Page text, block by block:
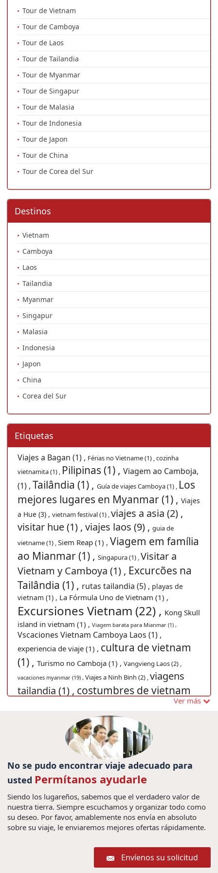
Tour de Vietnam
Tour de Camboya
Tour de Laos
Tour de Tailandia
Tour de Myanmar
Tour de Singapur
Tour de Malasia
Tour de Indonesia
Tour de Japon
Tour de China
Tour de Corea del Sur
Destinos
Vietnam
Camboya
Laos
Tailandia
Myanmar
Singapur
Malasia
Indonesia
Japon
China
Corea del Sur
Etiquetas
Viajes a Bagan (1) , Férias no Vietname (1) ,cozinha
vietnamita (1) , Pilipinas (1) , Viagem ao Camboja,
(1) , Tailândia (1) , Guía de viajes Camboya (1) , Los
mejores lugares en Myanmar (1) , Viajes
a Hue (3) , vietnam festival (1) ,viajes a asia (2) ,
visitar hue (1) , viajes laos (9) , guia de
vietname (1) ,Siem Reap (1) , Viagem em família
ao Mianmar (1) , Singapura (1) ,Visitar a
Vietnam y Camboya (1) , Excurcões na
Tailândia (1) , rutas tailandia (5) , playas de
vietnam (1) , La Fórmula Uno de Vietnam (1) ,
Excursiones Vietnam (22) , Kong Skull
island in vietnam (1) , Viagem barata para Mianmar (1) ,
Vscaciones Vietnam Camboya Laos (1) ,
experiencia de viaje (1) , cultura de vietnam
(1) , Turismo no Camboja (1) , Vangvieng Laos (2) ,
vacaciones myanmar (19) , Viajes a Ninh Binh (2) ,viagens
tailandia (1) , costumbres de vietnam
Excusiones
Viajes privado a Vietnam (10) ,
Visitar vietna (1) ,viajes camboya (8)
viaje en familia a Vietnam (2) ,Saigon (1) ,
Pacote de viagem ao Camboja (1) ,
Viajar en Vietnam con niños (2) ,
para Tailândia (1) ,iglesias en Vietnam (1) ,Paquetes de viajes
Tailandia (4) ,viagem Tailândia (1) ,Viagens
Vietname (1) ,viajes birmania (5) , 10 dicas se
Viajes baratos Camboya (2) ,
Grande Prémio do Vietnã (1) ,
Ver más
No se pudo encontrar viaje adecuado para
usted Permítanos ayudarle
Siendo los lugareños, sabemos que el verdadero valor de
nuestra tierra. Siempre escuchamos y organizar todo como
su deseo. Por favor, amablemente nos envía en absoluto
sobre su viaje, le enviaremos mejores ofertas rápidamente.
Envíenos su solicitud